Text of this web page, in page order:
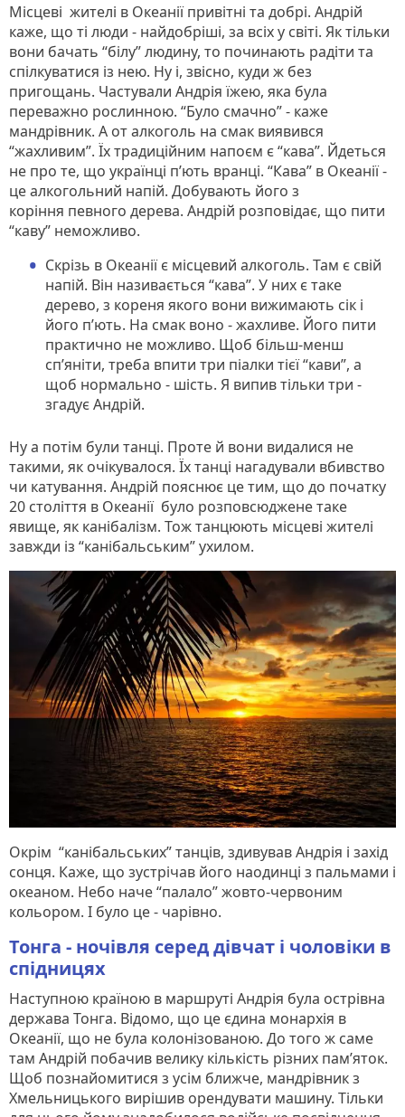
Місцеві жителі в Океанії привітні та добрі. Андрій
каже, що ті люди - найдобріші, за всіх у світі. Як тільки
вони бачать “білу” людину, то починають радіти та
спілкуватися із нею. Ну і, звісно, куди ж без
пригощань. Частували Андрія їжею, яка була
переважно рослинною. “Було смачно” - каже
мандрівник. А от алкоголь на смак виявився
“жахливим”. Їх традиційним напоєм є “кава”. Йдеться
не про те, що українці п’ють вранці. “Кава” в Океанії -
це алкогольний напій. Добувають його з
коріння певного дерева. Андрій розповідає, що пити
“каву” неможливо.
Скрізь в Океанії є місцевий алкоголь. Там є свій
напій. Він називається “кава”. У них є таке
дерево, з кореня якого вони вижимають сік і
його п’ють. На смак воно - жахливе. Його пити
практично не можливо. Щоб більш-менш
сп’яніти, треба впити три піалки тієї “кави”, а
щоб нормально - шість. Я випив тільки три -
згадує Андрій.
Ну а потім були танці. Проте й вони видалися не
такими, як очікувалося. Їх танці нагадували вбивство
чи катування. Андрій пояснює це тим, що до початку
20 століття в Океанії було розповсюджене таке
явище, як канібалізм. Тож танцюють місцеві жителі
завжди із “канібальським” ухилом.
Окрім “канібальських” танців, здивував Андрія і захід
сонця. Каже, що зустрічав його наодинці з пальмами і
океаном. Небо наче “палало” жовто-червоним
кольором. І було це - чарівно.
Тонга - ночівля серед дівчат і чоловіки в
спідницях
Наступною країною в маршруті Андрія була острівна
держава Тонга. Відомо, що це єдина монархія в
Океанії, що не була колонізованою. До того ж саме
там Андрій побачив велику кількість різних пам’яток.
Щоб познайомитися з усім ближче, мандрівник з
Хмельницького вирішив орендувати машину. Тільки